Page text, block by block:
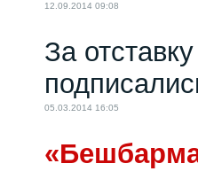
12.09.2014 09:08
За
05.03.2014 16:05